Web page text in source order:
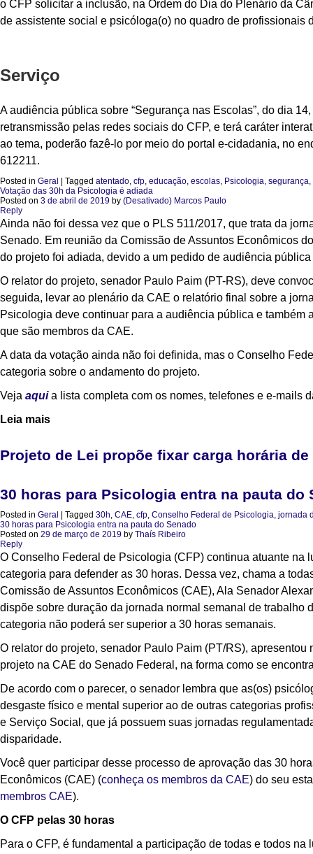
o CFP solicitar a inclusão, na Ordem do Dia do Plenário da
de assistente social e psicóloga(o) no quadro de profissionais
Serviço
A audiência pública sobre “Segurança nas Escolas”, do dia
retransmissão pelas redes sociais do CFP, e terá caráter
ao tema, poderão fazê-lo por meio do portal e-cidadania, no
612211.
Posted in Geral Tagged atentado, cfp, educação, escolas, Psicologia, segurança,
Votação das 30h da Psicologia é adiada
Posted on 3 de abril de 2019 by (Desativado) Marcos Paulo
Reply
Ainda não foi dessa vez que o PLS 511/2017, que trata da
Senado. Em reunião da Comissão de Assuntos Econômicos
do projeto foi adiada, devido a um pedido de audiência
O relator do projeto, senador Paulo Paim (PT-RS), deve
seguida, levar ao plenário da CAE o relatório final sobre a
Psicologia deve continuar para a audiência pública e
que são membros da CAE.
A data da votação ainda não foi definida, mas o Conselho
categoria sobre o andamento do projeto.
Veja aquia lista completa com os nomes, telefones e e-mails
Leia mais
Projeto de Lei propõe fixar carga horária
30 horas para Psicologia entra na pauta do
Posted in Geral Tagged 30h, CAE, cfp, Conselho Federal de Psicologia, jornada
30 horas para Psicologia entra na pauta do Senado
Posted on 29 de março de 2019 by Thaís Ribeiro
Reply
O Conselho Federal de Psicologia (CFP) continua atuante na
categoria para defender as 30 horas. Dessa vez, chama a
Comissão de Assuntos Econômicos (CAE), Ala Senador
dispõe sobre duração da jornada normal semanal de trabalho
categoria não poderá ser superior a 30 horas semanais.
O relator do projeto, senador Paulo Paim (PT/RS),
projeto na CAE do Senado Federal, na forma como se
De acordo com o parecer, o senador lembra que as(os)
desgaste físico e mental superior ao de outras categorias
e Serviço Social, que já possuem suas jornadas
disparidade.
Você quer participar desse processo de aprovação das 30
Econômicos (CAE) (conheça os membros da CAE) do seu
membros CAE).
O CFP pelas 30 horas
Para o CFP, é fundamental a participação de todas e todos